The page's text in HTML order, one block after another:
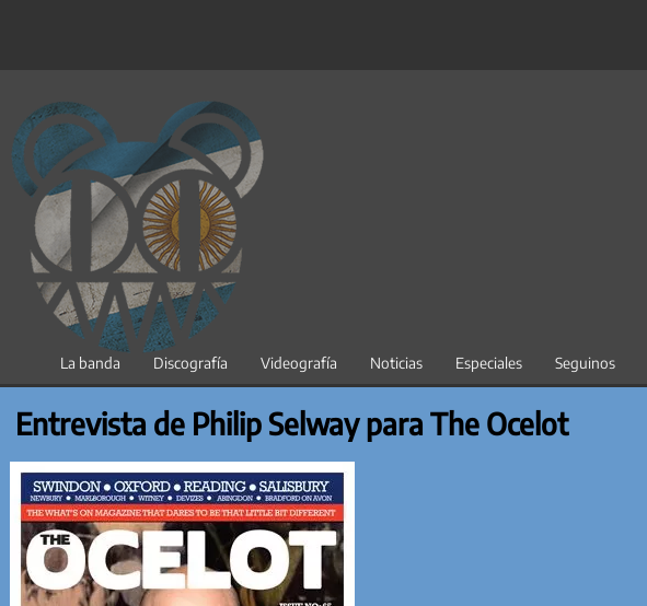
contenido
La banda Discografía Videografía Noticias Especiales Seguinos
Entrevista de Philip Selway para The Ocelot